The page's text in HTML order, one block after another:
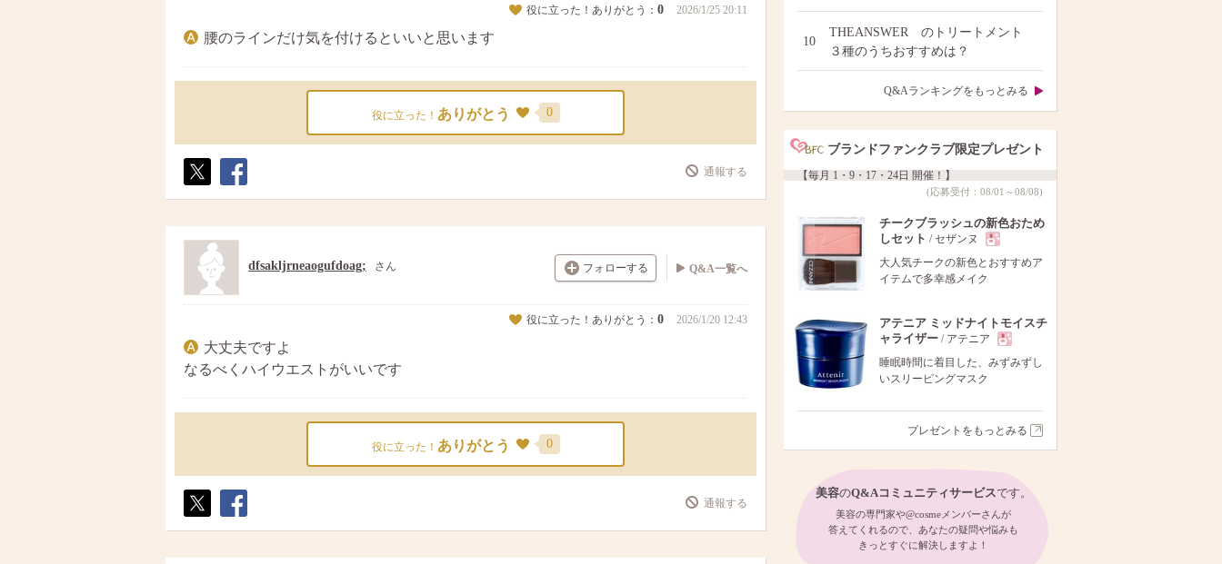
役に立った！ありがとう： 0 2026/1/25 20:11
腰のラインだけ気を付けるといいと思います
役に立った！ ありがとう 0
ト
ア
通報する
フォローする
dfsakljrneaogufdoag; さん Q&A一覧へ
役に立った！ありがとう： 0 2026/1/20 12:43
大丈夫ですよ
なるべくハイウエストがいいです
役に立った！ ありがとう 0
ト
ア
通報する
10
THEANSWER のトリートメント
３種のうちおすすめは？
Q&Aランキングをもっとみる
ブランドファンクラブ限定プレゼント
【毎月 1・9・17・24日 開催！】
(応募受付：08/01～08/08)
チークブラッシュの新色おため
しセット / セザンヌ
現
品
大人気チークの新色とおすすめア
イテムで多幸感メイク
アテニア ミッドナイトモイスチ
ャライザー / アテニア
現
睡眠時間に着目した、みずみずし
いスリーピングマスク
プレゼントをもっとみる
美容のQ&Aコミュニティサービスです。
美容の専門家や@cosmeメンバーさんが
答えてくれるので、あなたの疑問や悩みも
きっとすぐに解決しますよ！